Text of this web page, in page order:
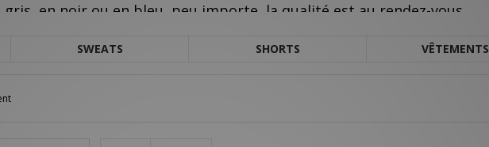
gris, en noir ou en bleu, peu importe, la qualité est au rendez-vous.
SWEATS SHORTS VÊTEMENTS